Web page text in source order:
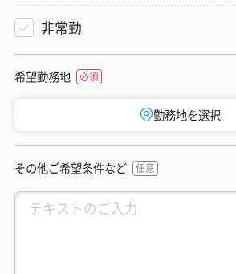
非常勤
希望勤務地
勤務地を選択
その他ご希望条件など